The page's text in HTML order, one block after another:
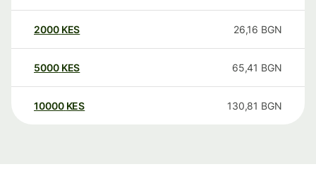
2000 KES 26,16 BGN
5000 KES 65,41 BGN
10000 KES 130,81 BGN